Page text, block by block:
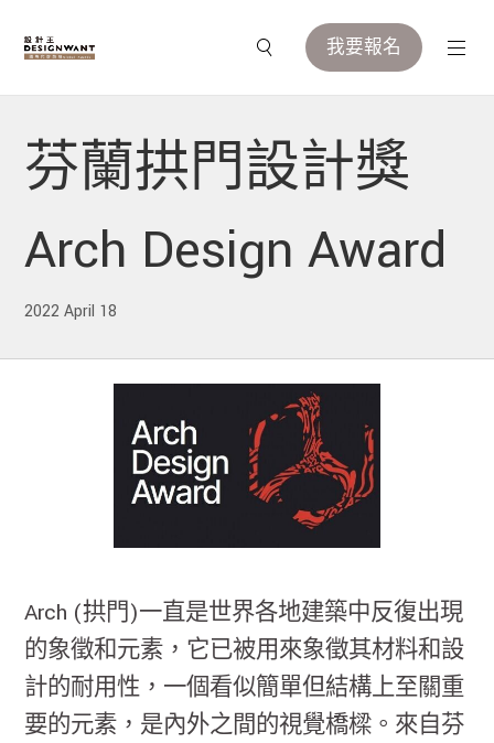
我要報名
芬蘭拱門設計獎
Arch Design Award
2022 April 18
Arch (拱門)一直是世界各地建築中反復出現
的象徵和元素，它已被用來象徵其材料和設
計的耐用性，一個看似簡單但結構上至關重
要的元素，是內外之間的視覺橋樑。來自芬